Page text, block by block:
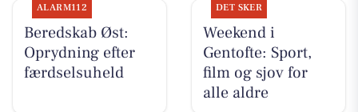
ALARM112
Beredskab Øst:
Oprydning efter
færdselsuheld
DET SKER
Weekend i
Gentofte: Sport,
film og sjov for
alle aldre